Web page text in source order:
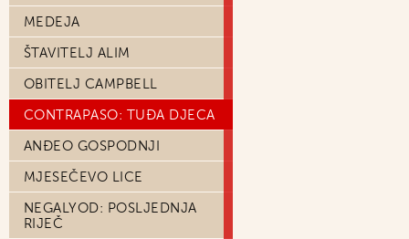
MEDEJA
ŠTAVITELJ ALIM
OBITELJ CAMPBELL
CONTRAPASO: TUĐA DJECA
ANĐEO GOSPODNJI
MJESEČEVO LICE
NEGALYOD: POSLJEDNJA
RIJEČ